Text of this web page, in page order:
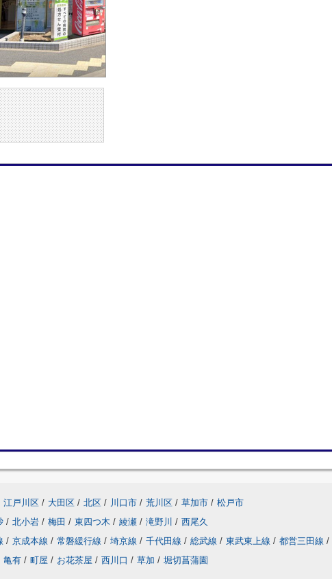
江戸川区 / 大田区 / 北区 / 川口市 / 荒川区 / 草加市 / 松戸市
/ 北小岩 / 梅田 / 東四つ木 / 綾瀬 / 滝野川 / 西尾久
/ 京成本線 / 常磐緩行線 / 埼京線 / 千代田線 / 総武線 / 東武東上線 / 都営三田線 /
亀有 / 町屋 / お花茶屋 / 西川口 / 草加 / 堀切菖蒲園